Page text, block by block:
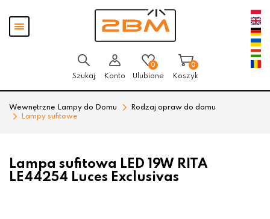
Pokaż
menu
Szukaj Konto
0
Ulubione
0
Koszyk
Wewnętrzne Lampy do Domu
Rodzaj opraw do domu
Lampy sufitowe
Lampa sufitowa LED 19W RITA
LE44254 Luces Exclusivas